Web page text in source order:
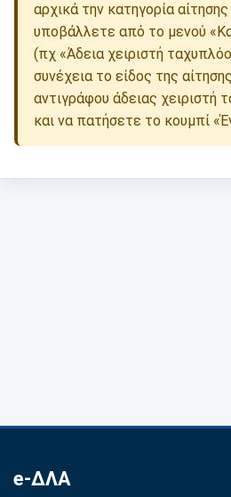
αρχικά την κατηγορία
υποβάλλετε από το μενού
(πχ «Άδεια χειριστή
συνέχεια το είδος της
αντιγράφου άδειας χειριστή
και να πατήσετε το κουμπί
e-ΔΛΑ